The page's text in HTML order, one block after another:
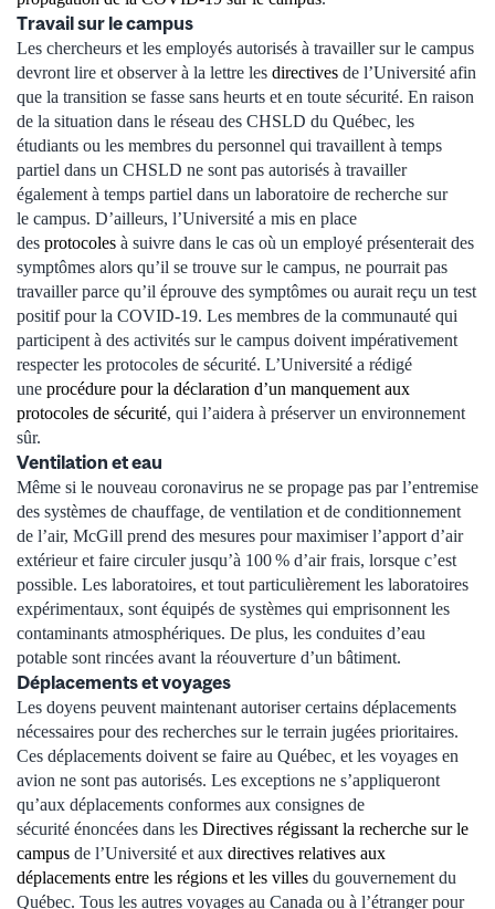
Travail sur le campus
Les chercheurs et les employés autorisés à travailler sur le campus
devront lire et observer à la lettre les directives de l’Université afin
que la transition se fasse sans heurts et en toute sécurité. En raison
de la situation dans le réseau des CHSLD du Québec, les
étudiants ou les membres du personnel qui travaillent à temps
partiel dans un CHSLD ne sont pas autorisés à travailler
également à temps partiel dans un laboratoire de recherche sur
le campus. D’ailleurs, l’Université a mis en place
des protocoles à suivre dans le cas où un employé présenterait des
symptômes alors qu’il se trouve sur le campus, ne pourrait pas
travailler parce qu’il éprouve des symptômes ou aurait reçu un test
positif pour la COVID-19. Les membres de la communauté qui
participent à des activités sur le campus doivent impérativement
respecter les protocoles de sécurité. L’Université a rédigé
une procédure pour la déclaration d’un manquement aux
protocoles de sécurité, qui l’aidera à préserver un environnement
sûr.
Ventilation et eau
Même si le nouveau coronavirus ne se propage pas par l’entremise
des systèmes de chauffage, de ventilation et de conditionnement
de l’air, McGill prend des mesures pour maximiser l’apport d’air
extérieur et faire circuler jusqu’à 100 % d’air frais, lorsque c’est
possible. Les laboratoires, et tout particulièrement les laboratoires
expérimentaux, sont équipés de systèmes qui emprisonnent les
contaminants atmosphériques. De plus, les conduites d’eau
potable sont rincées avant la réouverture d’un bâtiment.
Déplacements et voyages
Les doyens peuvent maintenant autoriser certains déplacements
nécessaires pour des recherches sur le terrain jugées prioritaires.
Ces déplacements doivent se faire au Québec, et les voyages en
avion ne sont pas autorisés. Les exceptions ne s’appliqueront
qu’aux déplacements conformes aux consignes de
sécurité énoncées dans les Directives régissant la recherche sur le
campus de l’Université et aux directives relatives aux
déplacements entre les régions et les villes du gouvernement du
Québec. Tous les autres voyages au Canada ou à l’étranger pour